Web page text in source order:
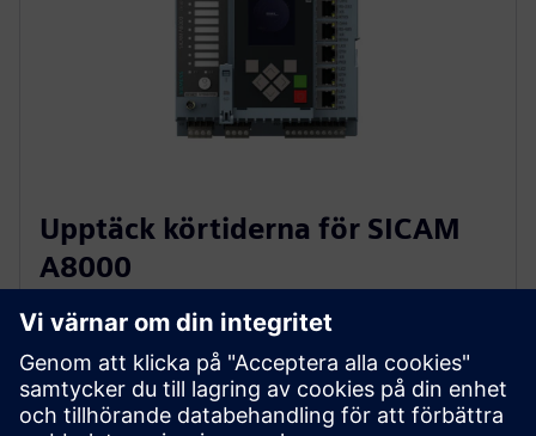
Upptäck körtiderna för SICAM
A8000
SICAM A8000 CP-8010/12
SICAM CP‑8010/12 är en kompakt RTU på SICAM 8-
plattformen, som kombinerar kontroll,
kommunikation och teknik med hög cybersäkerhet för